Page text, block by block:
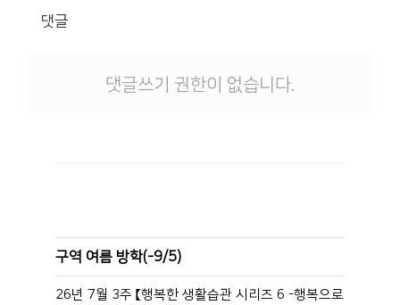
댓글
댓글쓰기 권한이 없습니다.
구역 여름 방학(-9/5)
26년 7월 3주 【행복한 생활습관 시리즈 6 -행복으로